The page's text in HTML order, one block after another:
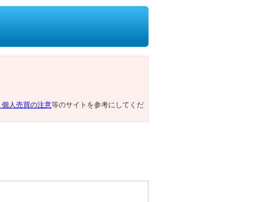
個人売買の注意等のサイトを参考にしてくだ